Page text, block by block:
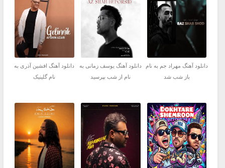
دانلود آهنگ مهراد جم به نام
باز شب شد
دانلود آهنگ یوسف زمانی به
نام از شب بپرسید
دانلود آهنگ افشین آذری به
نام گلینیک